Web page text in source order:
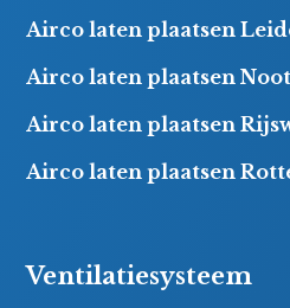
Airco laten plaatsen
Airco laten plaatsen
Airco laten plaatsen
Airco laten plaatsen
Ventilatiesysteem